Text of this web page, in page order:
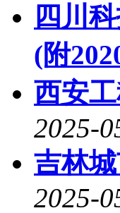
四川
(附
西安
2025-
吉林
2025-